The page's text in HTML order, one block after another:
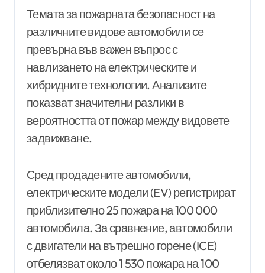
Темата за пожарната безопасност на
различните видове автомобили се
превърна във важен въпрос с
навлизането на електрическите и
хибридните технологии. Анализите
показват значителни разлики в
вероятността от пожар между видовете
задвижване.
Сред продадените автомобили,
електрическите модели (EV) регистрират
приблизително 25 пожара на 100 000
автомобила. За сравнение, автомобили
с двигатели на вътрешно горене (ICE)
отбелязват около 1 530 пожара на 100